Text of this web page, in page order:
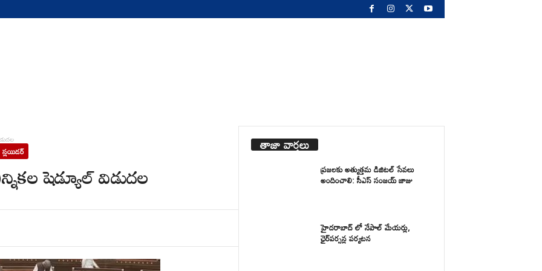
స్లయిడర్
షెడ్యూల్ విడుదల
తాజా వార్తలు
ప్రజలకు అత్యుత్తమ డిజిటల్ సేవలు
అందించాలి: సీఎస్ సంజయ్ జాజు
హైదరాబాద్ లో నేపాల్ మేయర్లు,
ఛైర్‌పర్సన్ల పర్యటన